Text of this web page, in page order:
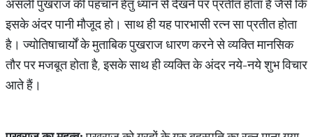
असली पुखराज की पहचान हेतु ध्यान से देखने पर प्रतीत होता है जैसे कि
इसके अंदर पानी मौजूद हो। साथ ही यह पारभासी रत्न सा प्रतीत होता
है। ज्योतिषाचार्यों के मुताबिक पुखराज धारण करने से व्यक्ति मानसिक
तौर पर मजबूत होता है, इसके साथ ही व्यक्ति के अंदर नये-नये शुभ विचार
आते हैं।